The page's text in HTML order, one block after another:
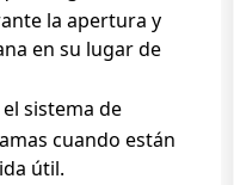
la apertura y
en su lugar de
sistema de
cuando están
útil.